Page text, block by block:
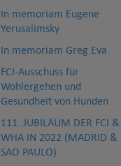
In memoriam Eugene
Yerusalimsky
In memoriam Greg Eva
FCI-Ausschuss für
Wohlergehen und
Gesundheit von Hunden
111. JUBILÄUM DER FCI &
WHA IN 2022 (MADRID &
SAO PAULO)